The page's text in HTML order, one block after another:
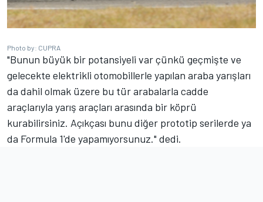
Photo by: CUPRA
"Bunun büyük bir potansiyeli var çünkü geçmişte ve
gelecekte elektrikli otomobillerle yapılan araba yarışları
da dahil olmak üzere bu tür arabalarla cadde
araçlarıyla yarış araçları arasında bir köprü
kurabilirsiniz. Açıkçası bunu diğer prototip serilerde ya
da Formula 1'de yapamıyorsunuz." dedi.